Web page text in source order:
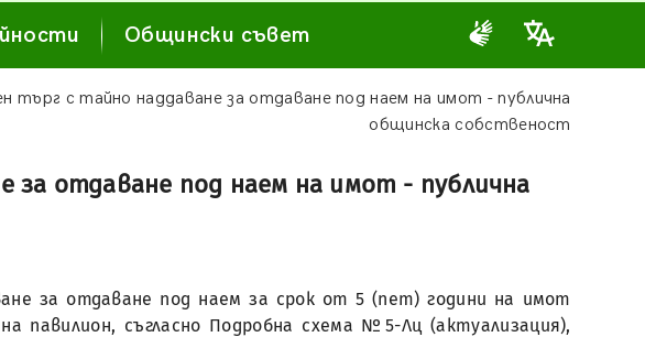
Общински съвет
търг с тайно наддаване за отдаване под наем на имот - публична
общинска собственост
за отдаване под наем на имот - публична
за отдаване под наем за срок от 5 (пет) години на имот
павилион, съгласно Подробна схема №5-Лц (актуализация),